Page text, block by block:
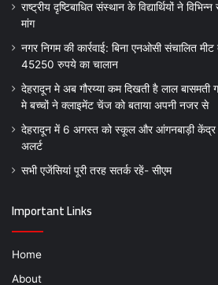
राष्ट्रीय दृष्टिबाधित संस्थान के विद्यार्थियों ने
मांग
नगर निगम की कार्रवाई: बिना एनओसी संचालित
45250 रुपये का चालान
देहरादून मे अब गौरय्या कम दिखती है लाल बासमती
मे बच्चों ने क्लाइमेंट चेंज को बताया अपनी नजर से
देहरादून में 6 अगस्त को स्कूल और आंगनबाड़ी केंद्र
अलर्ट
सभी एजेंसियां पूरी तरह सतर्क रहें- सीएम
Important Links
Home
About